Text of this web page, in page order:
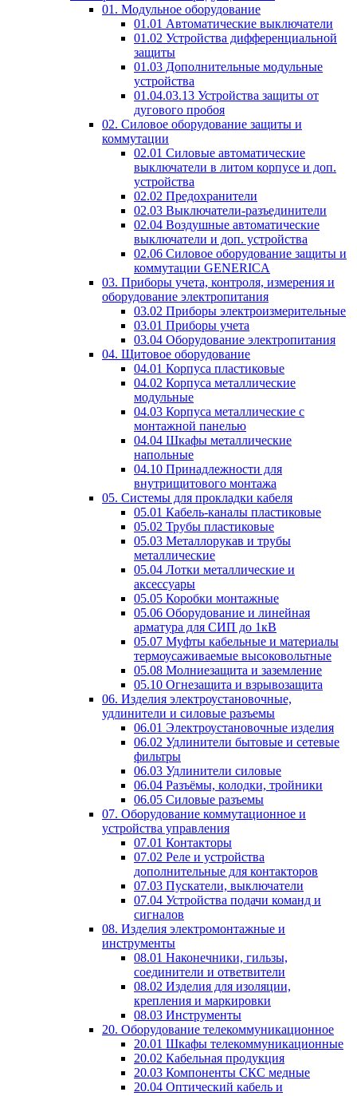
01. Модульное оборудование
01.01 Автоматические выключатели
01.02 Устройства дифференциальной
защиты
01.03 Дополнительные модульные
устройства
01.04.03.13 Устройства защиты от
дугового пробоя
02. Силовое оборудование защиты и
коммутации
02.01 Силовые автоматические
выключатели в литом корпусе и доп.
устройства
02.02 Предохранители
02.03 Выключатели-разъединители
02.04 Воздушные автоматические
выключатели и доп. устройства
02.06 Силовое оборудование защиты и
коммутации GENERICA
03. Приборы учета, контроля, измерения и
оборудование электропитания
03.02 Приборы электроизмерительные
03.01 Приборы учета
03.04 Оборудование электропитания
04. Щитовое оборудование
04.01 Корпуса пластиковые
04.02 Корпуса металлические
модульные
04.03 Корпуса металлические с
монтажной панелью
04.04 Шкафы металлические
напольные
04.10 Принадлежности для
внутрищитового монтажа
05. Системы для прокладки кабеля
05.01 Кабель-каналы пластиковые
05.02 Трубы пластиковые
05.03 Металлорукав и трубы
металлические
05.04 Лотки металлические и
аксессуары
05.05 Коробки монтажные
05.06 Оборудование и линейная
арматура для СИП до 1кВ
05.07 Муфты кабельные и материалы
термоусаживаемые высоковольтные
05.08 Молниезащита и заземление
05.10 Огнезащита и взрывозащита
06. Изделия электроустановочные,
удлинители и силовые разъемы
06.01 Электроустановочные изделия
06.02 Удлинители бытовые и сетевые
фильтры
06.03 Удлинители силовые
06.04 Разъёмы, колодки, тройники
06.05 Силовые разъемы
07. Оборудование коммутационное и
устройства управления
07.01 Контакторы
07.02 Реле и устройства
дополнительные для контакторов
07.03 Пускатели, выключатели
07.04 Устройства подачи команд и
сигналов
08. Изделия электромонтажные и
инструменты
08.01 Наконечники, гильзы,
соединители и ответвители
08.02 Изделия для изоляции,
крепления и маркировки
08.03 Инструменты
20. Оборудование телекоммуникационное
20.01 Шкафы телекоммуникационные
20.02 Кабельная продукция
20.03 Компоненты СКС медные
20.04 Оптический кабель и